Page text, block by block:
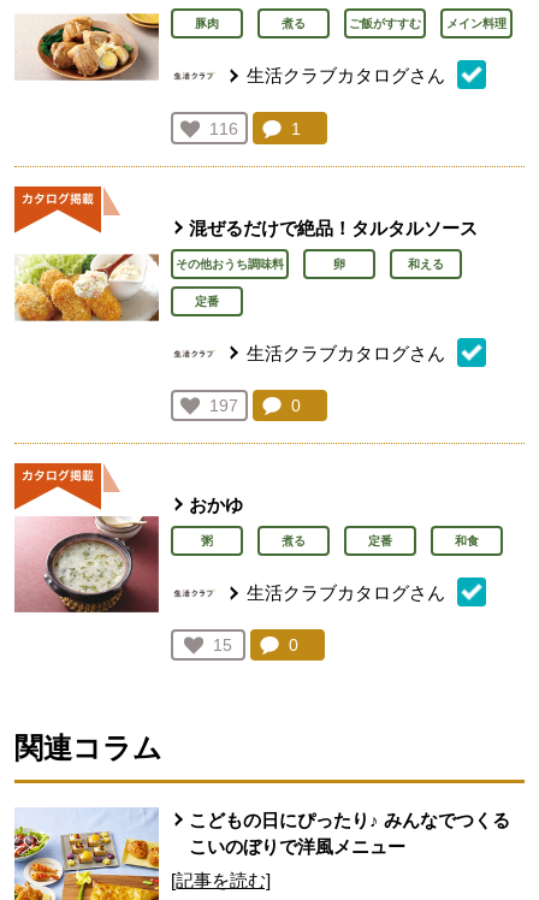
豚肉 煮る ご飯がすすむ メイン料理
生活クラブカタログさん
お気に入り登録：
116
人が登録
コメント：
1
混ぜるだけで絶品！タルタルソース
その他おうち調味料 卵 和える
定番
生活クラブカタログさん
お気に入り登録：
197
人が登録
コメント：
0
おかゆ
粥 煮る 定番 和食
生活クラブカタログさん
お気に入り登録：
15
人が登録
コメント：
0
関連コラム
こどもの日にぴったり♪ みんなでつくる
こいのぼりで洋風メニュー
[記事を読む]